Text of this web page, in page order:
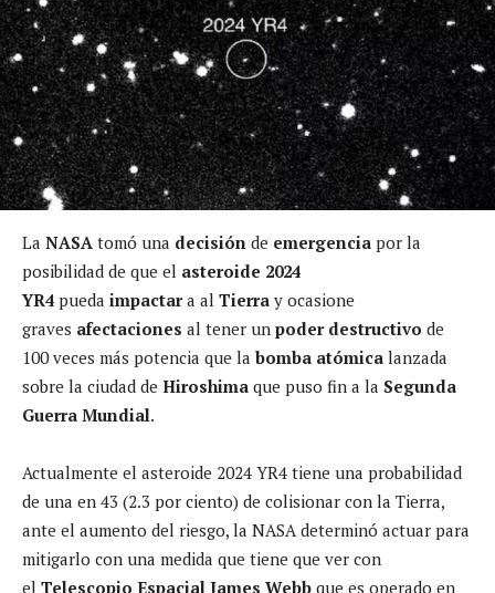
La NASA tomó una decisión de emergencia por la
posibilidad de que el asteroide 2024
YR4 pueda impactara al Tierra y ocasione
graves afectaciones al tener un poder destructivo de
100 veces más potencia que la bomba atómica lanzada
sobre la ciudad de Hiroshima que puso fin a la Segunda
Guerra Mundial.
Actualmente el asteroide 2024 YR4 tiene una probabilidad
de una en 43 (2.3 por ciento) de colisionar con la Tierra,
ante el aumento del riesgo, la NASA determinó actuar para
mitigarlo con una medida que tiene que ver con
el Telescopio Espacial James Webb que es operado en